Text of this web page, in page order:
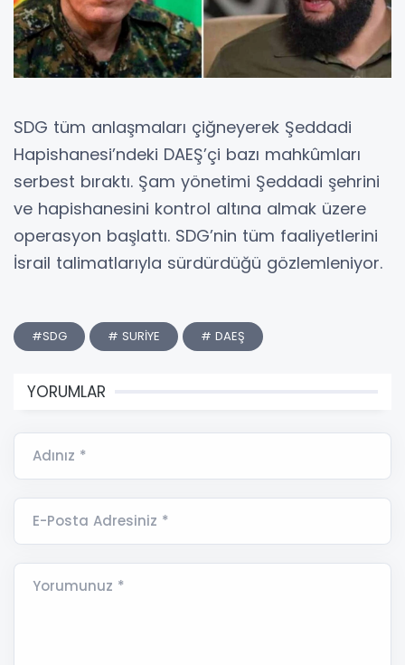
SDG tüm anlaşmaları çiğneyerek Şeddadi
Hapishanesi’ndeki DAEŞ’çi bazı mahkûmları
serbest bıraktı. Şam yönetimi Şeddadi şehrini
ve hapishanesini kontrol altına almak üzere
operasyon başlattı. SDG’nin tüm faaliyetlerini
İsrail talimatlarıyla sürdürdüğü gözlemleniyor.
#SDG # SURİYE # DAEŞ
YORUMLAR
Adınız *
E-Posta Adresiniz *
Yorumunuz *